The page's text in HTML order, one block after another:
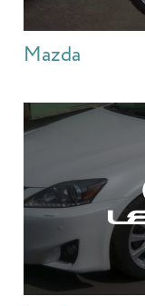
Mazda